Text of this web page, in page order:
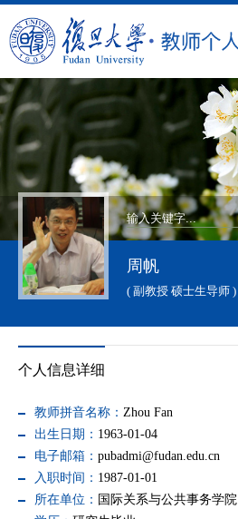
周帆
( 副教授 硕士生导师 )
个人信息详细
教师拼音名称： Zhou Fan
出生日期： 1963-01-04
电子邮箱： pubadmi@fudan.edu.cn
入职时间： 1987-01-01
所在单位： 国际关系与公共事务学院